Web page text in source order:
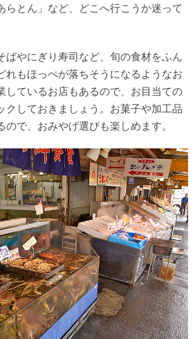
らとん」など、どこへ行こうか迷って
ばやにぎり寿司など、旬の食材をふん
れもほっぺが落ちそうになるようなお
しているお店もあるので、お目当ての
クしておきましょう。お菓子や加工品
ので、おみやげ選びも楽しめます。